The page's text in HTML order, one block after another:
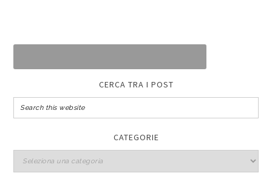
CERCA TRA I POST
CATEGORIE
Categorie